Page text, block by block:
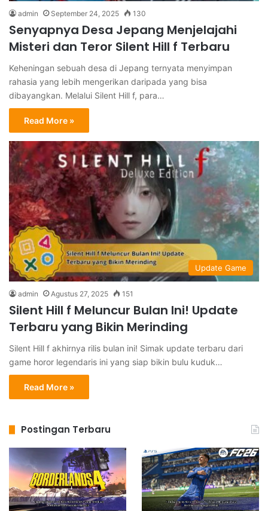
admin September 24, 2025 130
Senyapnya Desa Jepang Menjelajahi
Misteri dan Teror Silent Hill f Terbaru
Keheningan sebuah desa di Jepang ternyata menyimpan
rahasia yang lebih mengerikan daripada yang bisa
dibayangkan. Melalui Silent Hill f, para…
Read More »
Update Game
admin Agustus 27, 2025 151
Silent Hill f Meluncur Bulan Ini! Update
Terbaru yang Bikin Merinding
Silent Hill f akhirnya rilis bulan ini! Simak update terbaru dari
game horor legendaris ini yang siap bikin bulu kuduk…
Read More »
Postingan Terbaru